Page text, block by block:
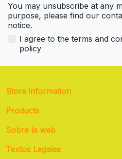
You may unsubscribe at any
purpose, please find our
notice.
I agree to the terms and
policy
Store information
Products
Sobre la web
Textos Legales